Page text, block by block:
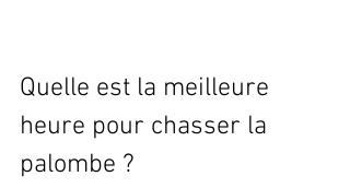
Quelle est la meilleure
heure pour chasser la
palombe ?